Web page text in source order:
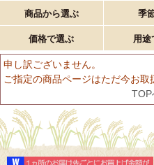
商品から選ぶ 季
価格で選ぶ 用途
申し訳ございません。
ご指定の商品ページはただ今お取
TOP